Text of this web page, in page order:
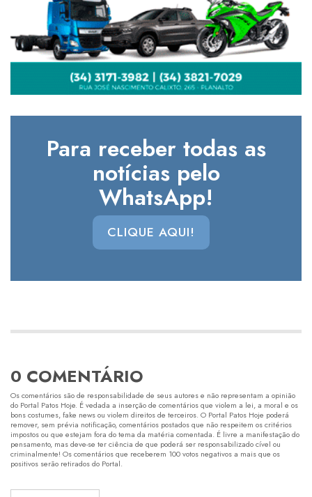
Para receber todas as
notícias pelo
WhatsApp!
CLIQUE AQUI!
0 COMENTÁRIO
Os comentários são de responsabilidade de seus autores e não representam a opinião
do Portal Patos Hoje. É vedada a inserção de comentários que violem a lei, a moral e os
bons costumes, fake news ou violem direitos de terceiros. O Portal Patos Hoje poderá
remover, sem prévia notificação, comentários postados que não respeitem os critérios
impostos ou que estejam fora do tema da matéria comentada. É livre a manifestação do
pensamento, mas deve-se ter ciência de que poderá ser responsabilizado cível ou
criminalmente! Os comentários que receberem 100 votos negativos a mais que os
positivos serão retirados do Portal.